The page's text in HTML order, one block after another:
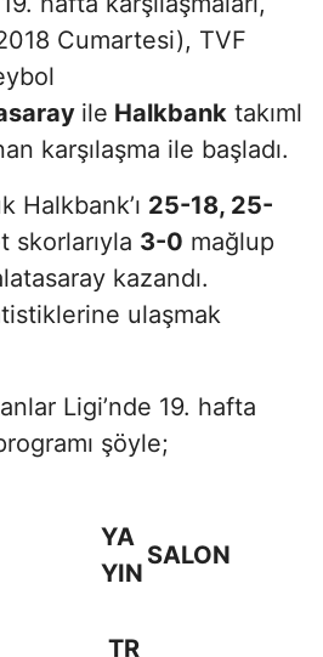
Cumartesi), TVF
karşılaşma ile başladı.
skorlarıyla 3-0 mağlup
kazandı.
ulaşmak
şöyle;
YIN